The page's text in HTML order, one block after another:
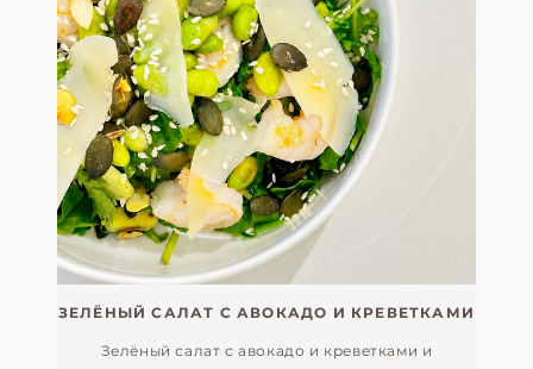
ЗЕЛЁНЫЙ САЛАТ С АВОКАДО И КРЕВЕТКАМИ
Зелёный салат с авокадо и креветками и